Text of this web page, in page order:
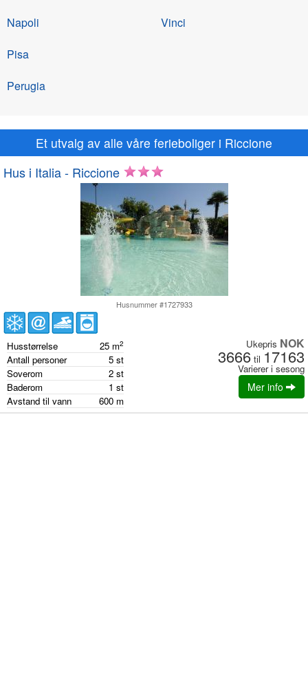
Napoli
Pisa
Perugia
Vinci
Et utvalg av alle våre ferieboliger i Riccione
Hus i Italia - Riccione
Husnummer #1727933
Husstørrelse 25 m2
Antall personer 5 st
Soverom
2 st
Baderom
1 st
Avstand til vann
600 m
Ukepris NOK
3666 til 17163
Varierer i sesong
Mer info